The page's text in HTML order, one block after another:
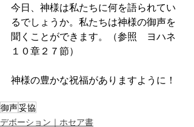
今日、神様は私たちに何を語られてい
るでしょうか。私たちは神様の御声を
聞くことができます。（参照　ヨハネ
１０章２７節）
神様の豊かな祝福がありますように！
御声妥協
デボーション｜ホセア書